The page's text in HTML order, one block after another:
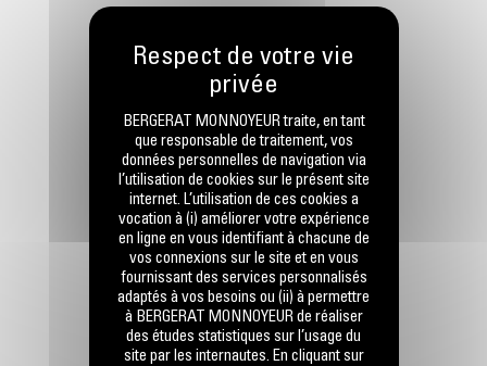
RESTONS EN CONTACT
Appelez-nous
0770 555 556
Écrivez-nous
ENVOYER LA DEMANDE
BERGERAT MONNOYEUR traite, en tant
que responsable de traitement, vos
données personnelles de navigation via
l’utilisation de cookies sur le présent site
internet. L’utilisation de ces cookies a
vocation à (i) améliorer votre expérience
en ligne en vous identifiant à chacune de
vos connexions sur le site et en vous
fournissant des services personnalisés
adaptés à vos besoins ou (ii) à permettre
à BERGERAT MONNOYEUR de réaliser
des études statistiques sur l’usage du
site par les internautes. En cliquant sur